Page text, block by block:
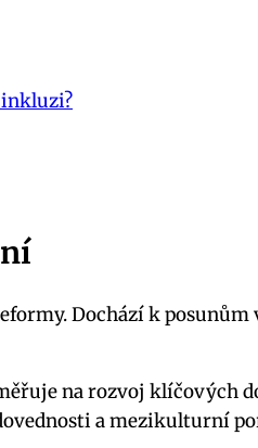
Dochází k posunům
na rozvoj klíčových
a mezikulturní